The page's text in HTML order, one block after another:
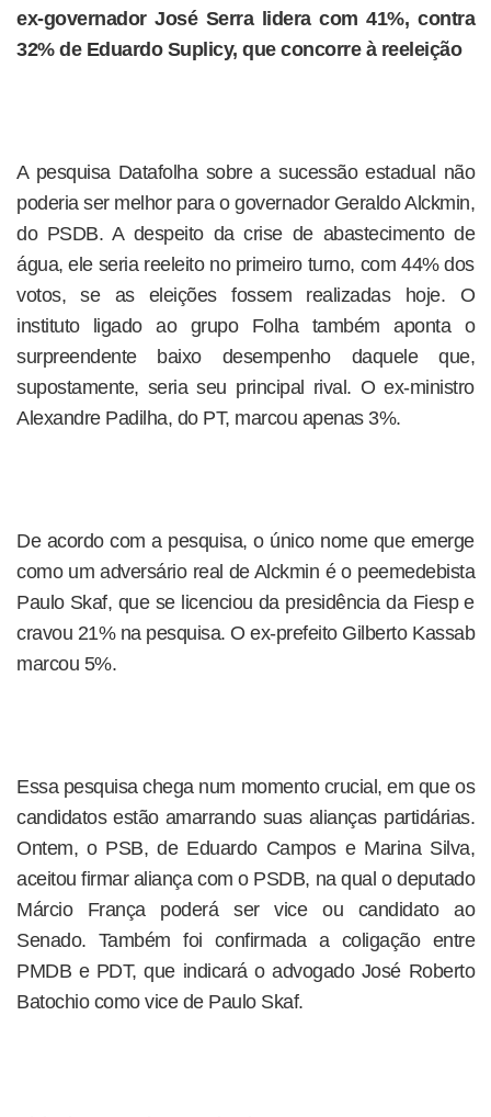
ex-governador José Serra lidera com 41%, contra
32% de Eduardo Suplicy, que concorre à reeleição
A pesquisa Datafolha sobre a sucessão estadual não
poderia ser melhor para o governador Geraldo Alckmin,
do PSDB. A despeito da crise de abastecimento de
água, ele seria reeleito no primeiro turno, com 44% dos
votos, se as eleições fossem realizadas hoje. O
instituto ligado ao grupo Folha também aponta o
surpreendente baixo desempenho daquele que,
supostamente, seria seu principal rival. O ex-ministro
Alexandre Padilha, do PT, marcou apenas 3%.
De acordo com a pesquisa, o único nome que emerge
como um adversário real de Alckmin é o peemedebista
Paulo Skaf, que se licenciou da presidência da Fiesp e
cravou 21% na pesquisa. O ex-prefeito Gilberto Kassab
marcou 5%.
Essa pesquisa chega num momento crucial, em que os
candidatos estão amarrando suas alianças partidárias.
Ontem, o PSB, de Eduardo Campos e Marina Silva,
aceitou firmar aliança com o PSDB, na qual o deputado
Márcio França poderá ser vice ou candidato ao
Senado. Também foi confirmada a coligação entre
PMDB e PDT, que indicará o advogado José Roberto
Batochio como vice de Paulo Skaf.